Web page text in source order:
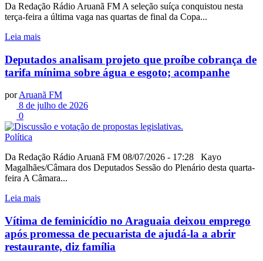
Da Redação Rádio Aruanã FM A seleção suíça conquistou nesta
terça-feira a última vaga nas quartas de final da Copa...
Leia mais
Deputados analisam projeto que proíbe cobrança de
tarifa mínima sobre água e esgoto; acompanhe
por Aruanã FM
8 de julho de 2026
0
Política
Da Redação Rádio Aruanã FM 08/07/2026 - 17:28 Kayo
Magalhães/Câmara dos Deputados Sessão do Plenário desta quarta-
feira A Câmara...
Leia mais
Vítima de feminicídio no Araguaia deixou emprego
após promessa de pecuarista de ajudá-la a abrir
restaurante, diz família